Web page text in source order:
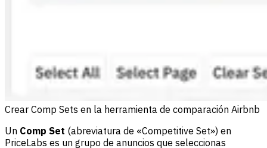
Crear Comp Sets en la herramienta de comparación Airbnb
Un Comp Set (abreviatura de «Competitive Set») en
PriceLabs es un grupo de anuncios que seleccionas